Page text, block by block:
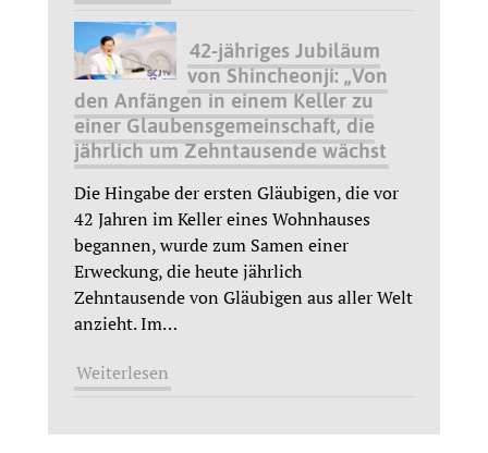
42-jähriges Jubiläum
von Shincheonji: „Von
den Anfängen in einem Keller zu
einer Glaubensgemeinschaft, die
jährlich um Zehntausende wächst
Die Hingabe der ersten Gläubigen, die vor
42 Jahren im Keller eines Wohnhauses
begannen, wurde zum Samen einer
Erweckung, die heute jährlich
Zehntausende von Gläubigen aus aller Welt
anzieht. Im…
Weiterlesen